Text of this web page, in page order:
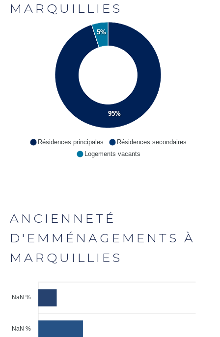
MARQUILLIES
95%
5%
Résidences principales
Résidences secondaires
Logements vacants
ANCIENNETÉ
D'EMMÉNAGEMENTS À
MARQUILLIES
NaN %
NaN %